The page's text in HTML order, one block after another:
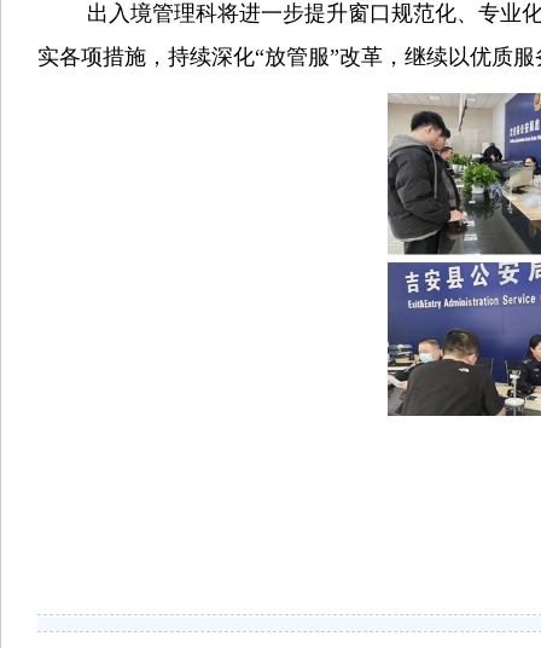
出入境管理科将进一步提升窗口规范化、专业
实各项措施，持续深化“放管服”改革，继续以优质